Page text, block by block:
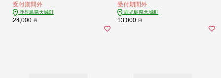
受付期間外
鹿児島県天城町
24,000 円
受付期間外
鹿児島県天城町
13,000 円